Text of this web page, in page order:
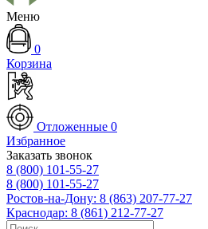
Меню
0
Корзина
Отложенные 0
Избранное
Заказать звонок
8 (800) 101-55-27
8 (800) 101-55-27
Ростов-на-Дону: 8 (863) 207-77-27
Краснодар: 8 (861) 212-77-27